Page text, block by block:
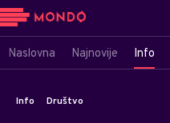
Naslovna Najnovije Info
Info Društvo